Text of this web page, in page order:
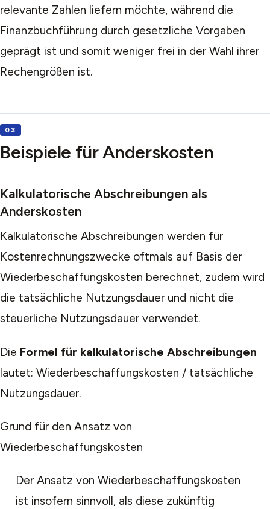
relevante Zahlen liefern möchte, während die
Finanzbuchführung durch gesetzliche Vorgaben
geprägt ist und somit weniger frei in der Wahl ihrer
Rechengrößen ist.
Beispiele für Anderskosten
Kalkulatorische Abschreibungen als
Anderskosten
Kalkulatorische Abschreibungen werden für
Kostenrechnungszwecke oftmals auf Basis der
Wiederbeschaffungskosten berechnet, zudem wird
die tatsächliche Nutzungsdauer und nicht die
steuerliche Nutzungsdauer verwendet.
Die Formel für kalkulatorische Abschreibungen
lautet: Wiederbeschaffungskosten / tatsächliche
Nutzungsdauer.
Grund für den Ansatz von
Wiederbeschaffungskosten
Der Ansatz von Wiederbeschaffungskosten
ist insofern sinnvoll, als diese zukünftig